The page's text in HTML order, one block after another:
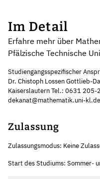
Im Detail
Erfahre mehr über
Pfälzische Technische
Studiengangsspezifischer
Dr. Chistoph Lossen Gottlieb-
Kaiserslautern Tel.: 0631
dekanat@mathematik.uni-kl.de
Zulassung
Zulassungsmodus: Keine
Start des Studiums: Sommer-